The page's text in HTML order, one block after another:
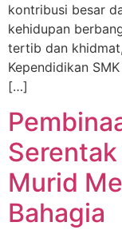
kontribusi besar
kehidupan
tertib dan
Kependidikan
[…]
Murid
Bahagia